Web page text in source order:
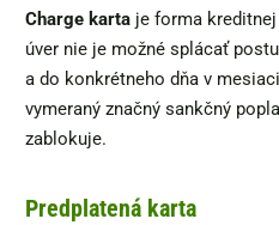
Charge karta je forma
úver nie je možné splácať
a do konkrétneho dňa v
vymeraný značný sankčný
zablokuje.
Predplatená karta